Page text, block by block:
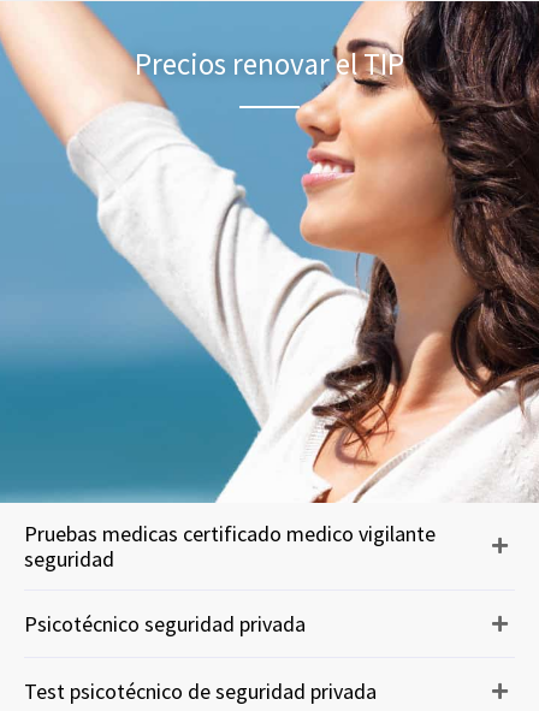
Precios renovar el TIP
Pruebas medicas certificado medico vigilante
seguridad
Psicotécnico seguridad privada
Test psicotécnico de seguridad privada